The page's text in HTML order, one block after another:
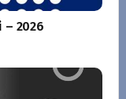
– 2026